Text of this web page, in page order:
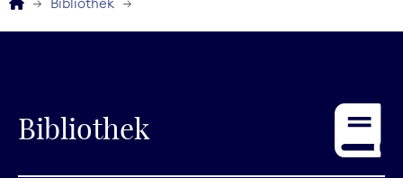
Service
Bibliothek